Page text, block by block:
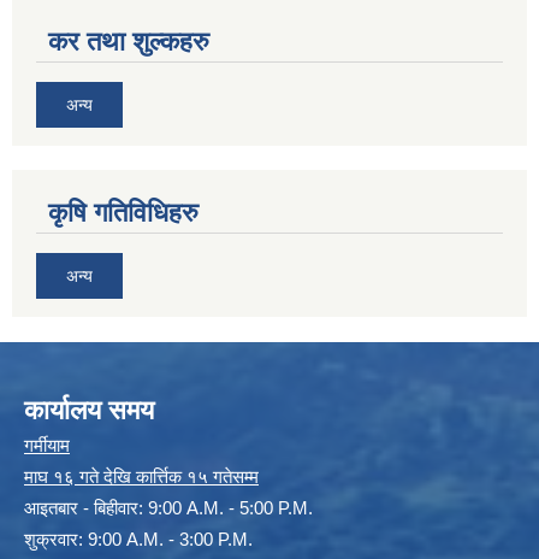
कर तथा शुल्कहरु
अन्य
कृषि गतिविधिहरु
अन्य
कार्यालय समय
गर्मीयाम
माघ १६ गते देखि कार्त्तिक १५ गतेसम्म
आइतबार - बिहीवार: 9:00 A.M. - 5:00 P.M.
शुक्रवार: 9:00 A.M. - 3:00 P.M.